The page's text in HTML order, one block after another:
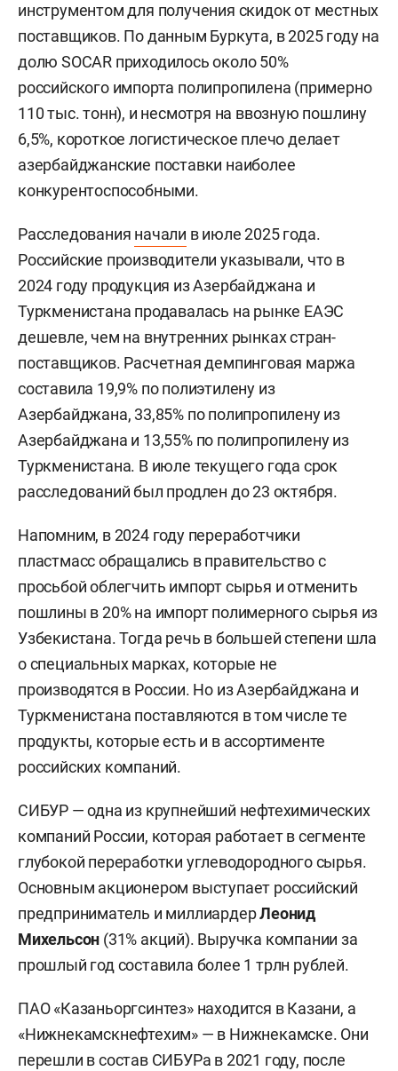
инструментом для получения скидок от местных
поставщиков. По данным Буркута, в 2025 году на
долю SOCAR приходилось около 50%
российского импорта полипропилена (примерно
110 тыс. тонн), и несмотря на ввозную пошлину
6,5%, короткое логистическое плечо делает
азербайджанские поставки наиболее
конкурентоспособными.
Расследования начали в июле 2025 года.
Российские производители указывали, что в
2024 году продукция из Азербайджана и
Туркменистана продавалась на рынке ЕАЭС
дешевле, чем на внутренних рынках стран-
поставщиков. Расчетная демпинговая маржа
составила 19,9% по полиэтилену из
Азербайджана, 33,85% по полипропилену из
Азербайджана и 13,55% по полипропилену из
Туркменистана. В июле текущего года срок
расследований был продлен до 23 октября.
Напомним, в 2024 году переработчики
пластмасс обращались в правительство с
просьбой облегчить импорт сырья и отменить
пошлины в 20% на импорт полимерного сырья из
Узбекистана. Тогда речь в большей степени шла
о специальных марках, которые не
производятся в России. Но из Азербайджана и
Туркменистана поставляются в том числе те
продукты, которые есть и в ассортименте
российских компаний.
СИБУР — одна из крупнейший нефтехимических
компаний России, которая работает в сегменте
глубокой переработки углеводородного сырья.
Основным акционером выступает российский
предприниматель и миллиардерЛеонид
Михельсон (31% акций). Выручка компании за
прошлый год составила более 1 трлн рублей.
ПАО «Казаньоргсинтез» находится в Казани, а
«Нижнекамскнефтехим» — в Нижнекамске. Они
перешли в состав СИБУРа в 2021 году, после